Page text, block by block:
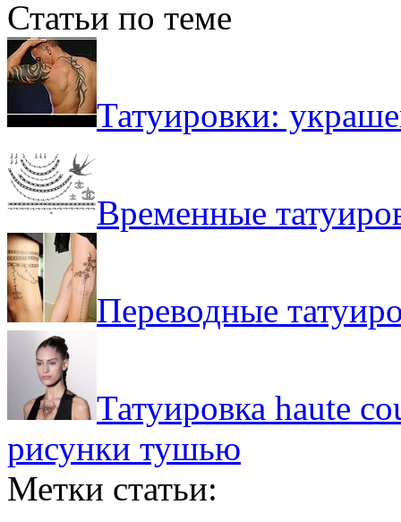
Статьи по теме
Татуировки:
Временные
Переводные
Татуировка haute
рисунки тушью
Метки статьи: